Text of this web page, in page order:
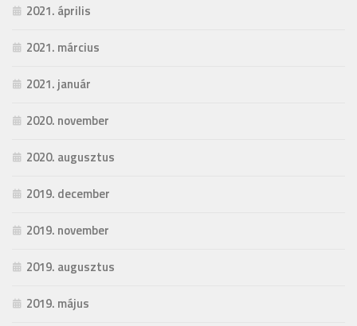
2021. április
2021. március
2021. január
2020. november
2020. augusztus
2019. december
2019. november
2019. augusztus
2019. május